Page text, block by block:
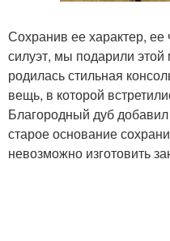
Сохранив ее характер,
силуэт, мы подарили
родилась стильная
вещь, в которой
Благородный дуб
старое основание
невозможно изготовить